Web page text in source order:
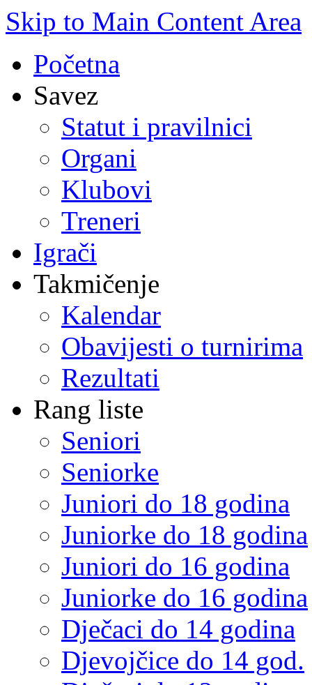
Skip to Main Content Area
Početna
Savez
Statut i pravilnici
Organi
Klubovi
Treneri
Igrači
Takmičenje
Kalendar
Obavijesti o turnirima
Rezultati
Rang liste
Seniori
Seniorke
Juniori do 18 godina
Juniorke do 18 godina
Juniori do 16 godina
Juniorke do 16 godina
Dječaci do 14 godina
Djevojčice do 14 god.